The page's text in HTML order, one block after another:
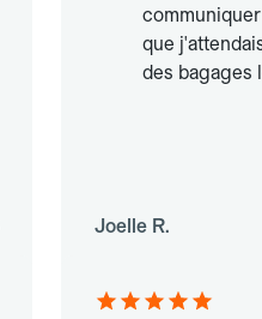
que
des bagages
Joelle R.